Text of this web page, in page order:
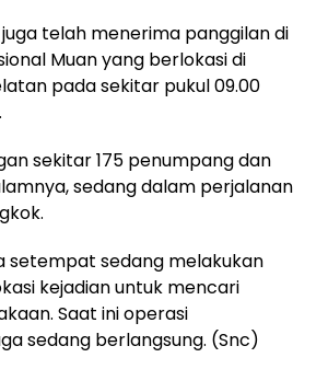
telah menerima panggilan di
Muan yang berlokasi di
pada sekitar pukul 09.00
sekitar 175 penumpang dan
sedang dalam perjalanan
setempat sedang melakukan
kejadian untuk mencari
Saat ini operasi
sedang berlangsung. (Snc)